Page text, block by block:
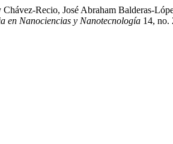
Recio, José Abraham Balderas-
en Nanociencias y Nanotecnología 14, no.